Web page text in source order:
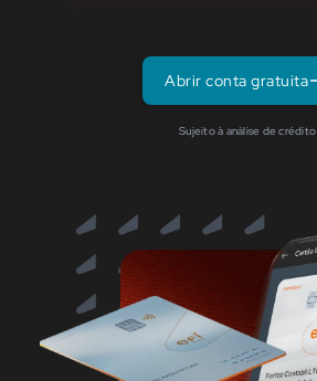
Abrir conta gratuita
Sujeito à análise de crédito